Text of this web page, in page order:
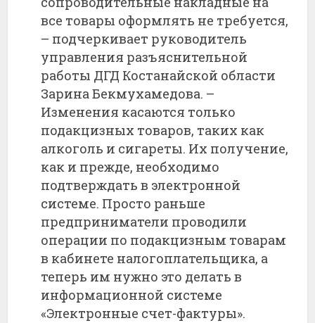
все товары оформлять не требуется,
– подчеркивает руководитель
управления разъяснительной
работы ДГД Костанайской области
Зарина Бекмухамедова. –
Изменения касаются только
подакцизных товаров, таких как
алкоголь и сигареты. Их получение,
как и прежде, необходимо
подтверждать в электронной
системе. Просто раньше
предприниматели проводили
операции по подакцизным товарам
в кабинете налогоплательщика, а
теперь им нужно это делать в
информационной системе
«Электронные счет-фактуры».